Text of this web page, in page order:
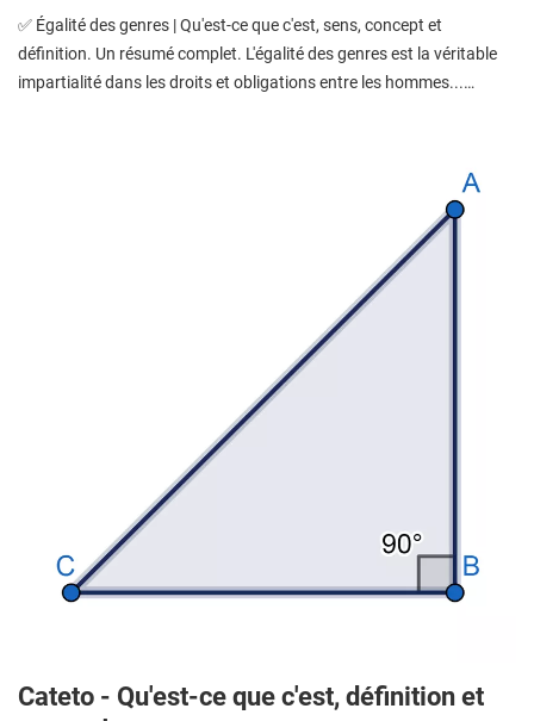
✅ Égalité des genres | Qu'est-ce que c'est, sens, concept et
définition. Un résumé complet. L'égalité des genres est la véritable
impartialité dans les droits et obligations entre les hommes...…
Cateto - Qu'est-ce que c'est, définition et